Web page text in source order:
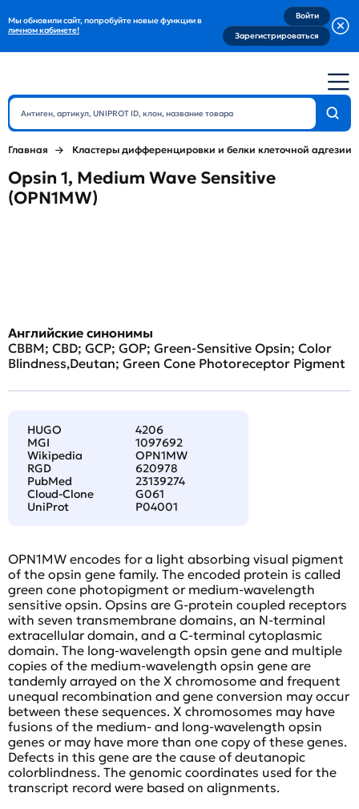
Мы обновили сайт, попробуйте новые функции в
личном кабинете!
Войти
Зарегистрироваться
Главная Кластеры дифференцировки и белки клеточной адгезии
Opsin 1, Medium Wave Sensitive
(OPN1MW)
Английские синонимы
CBBM; CBD; GCP; GOP; Green-Sensitive Opsin; Color
Blindness,Deutan; Green Cone Photoreceptor Pigment
HUGO
4206
MGI
1097692
Wikipedia
OPN1MW
RGD
620978
PubMed
23139274
Cloud-Clone
G061
UniProt
P04001
OPN1MW encodes for a light absorbing visual pigment
of the opsin gene family. The encoded protein is called
green cone photopigment or medium-wavelength
sensitive opsin. Opsins are G-protein coupled receptors
with seven transmembrane domains, an N-terminal
extracellular domain, and a C-terminal cytoplasmic
domain. The long-wavelength opsin gene and multiple
copies of the medium-wavelength opsin gene are
tandemly arrayed on the X chromosome and frequent
unequal recombination and gene conversion may occur
between these sequences. X chromosomes may have
fusions of the medium- and long-wavelength opsin
genes or may have more than one copy of these genes.
Defects in this gene are the cause of deutanopic
colorblindness. The genomic coordinates used for the
transcript record were based on alignments.